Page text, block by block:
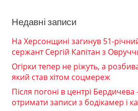
Недавні записи
На Херсонщині загинув 51-
сержант Сергій Капітан з
Огірки тепер не ріжуть, а
який став хітом соцмереж
Після погоні в центрі
отримати записи з бодікамер і